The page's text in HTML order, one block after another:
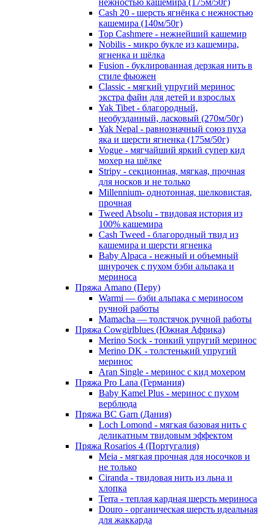
нежностью кашемира (175м/50г)
Cash 20 - шерсть ягнёнка с нежностью
кашемира (140м/50г)
Top Cashmere - нежнейший кашемир
Nobilis - микро букле из кашемира,
ягненка и шёлка
Fusion - буклированная дерзкая нить в
стиле фьюжен
Classic - мягкий упругий меринос
экстра файн для детей и взрослых
Yak Tibet - благородный,
необузданный, ласковый (270м/50г)
Yak Nepal - равнозначный союз пуха
яка и шерсти ягненка (175м/50г)
Vogue - мягчайший яркий супер кид
мохер на шёлке
Stripy - секционная, мягкая, прочная
для носков и не только
Millennium- однотонная, шелковистая,
прочная
Tweed Absolu - твидовая история из
100% кашемира
Cash Tweed - благородный твид из
кашемира и шерсти ягненка
Baby Alpaca - нежный и объемный
шнурочек с пухом бэби альпака и
мериноса
Пряжа Amano (Перу)
Warmi — бэби альпака с мериносом
ручной работы
Mamacha — толстячок ручной работы
Пряжа Cowgirlblues (Южная Африка)
Merino Sock - тонкий упругий меринос
Merino DK - толстенький упругий
меринос
Aran Single - меринос с кид мохером
Пряжа Pro Lana (Германия)
Baby Kamel Plus - меринос с пухом
верблюда
Пряжа BC Garn (Дания)
Loch Lomond - мягкая базовая нить с
деликатным твидовым эффектом
Пряжа Rosarios 4 (Португалия)
Meia - мягкая прочная для носочков и
не только
Ciranda - твидовая нить из льна и
хлопка
Terra - теплая кардная шерсть мериноса
Douro - органическая шерсть идеальная
для жаккарда